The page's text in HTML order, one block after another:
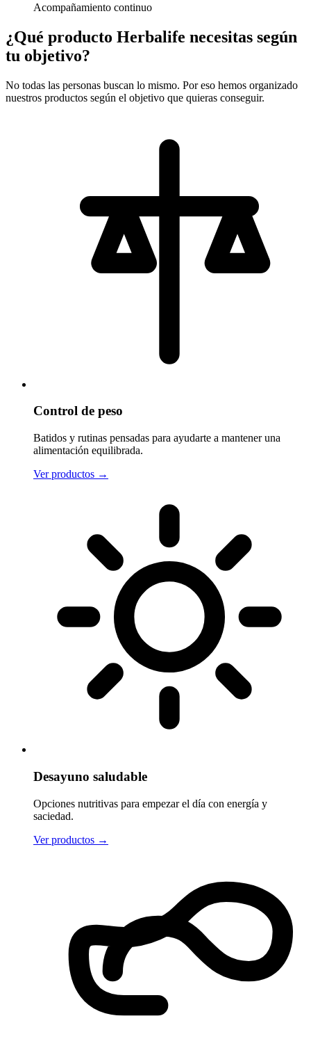
Acompañamiento continuo
¿Qué producto Herbalife necesitas según
tu objetivo?
No todas las personas buscan lo mismo. Por eso hemos organizado
nuestros productos según el objetivo que quieras conseguir.
Control de peso
Batidos y rutinas pensadas para ayudarte a mantener una
alimentación equilibrada.
Ver productos →
Desayuno saludable
Opciones nutritivas para empezar el día con energía y
saciedad.
Ver productos →